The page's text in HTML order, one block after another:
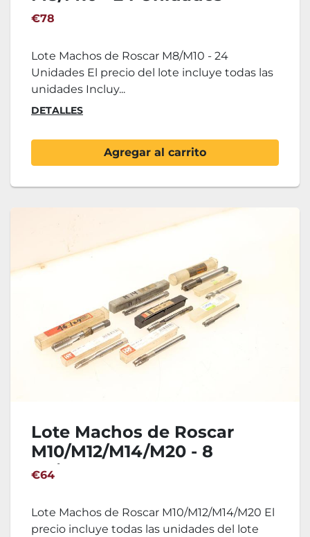
€78
Lote Machos de Roscar M8/M10 - 24
Unidades El precio del lote incluye todas las
unidades Incluy...
DETALLES
Agregar al carrito
Lote Machos de Roscar
M10/M12/M14/M20 - 8
Unidades
€64
Lote Machos de Roscar M10/M12/M14/M20 El
precio incluye todas las unidades del lote